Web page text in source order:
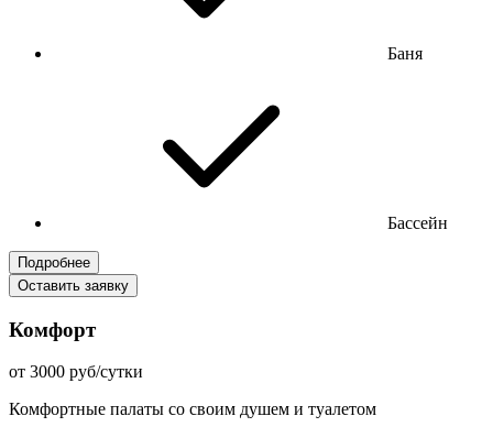
Баня
Бассейн
Подробнее
Оставить заявку
Комфорт
от 3000 руб/сутки
Комфортные палаты со своим душем и туалетом